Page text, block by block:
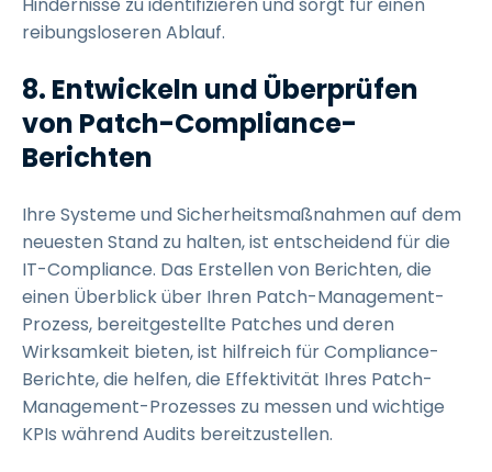
reibungsloseren Ablauf.
8. Entwickeln und Überprüfen
von Patch-Compliance-
Berichten
Ihre Systeme und Sicherheitsmaßnahmen auf dem
neuesten Stand zu halten, ist entscheidend für die
IT-Compliance. Das Erstellen von Berichten, die
einen Überblick über Ihren Patch-Management-
Prozess, bereitgestellte Patches und deren
Wirksamkeit bieten, ist hilfreich für Compliance-
Berichte, die helfen, die Effektivität Ihres Patch-
Management-Prozesses zu messen und wichtige
KPIs während Audits bereitzustellen.